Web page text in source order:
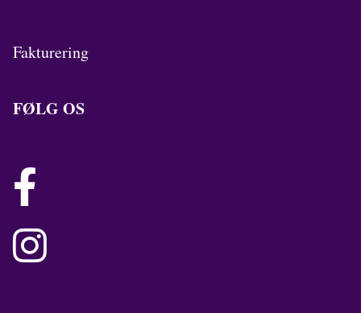
Fakturering
FØLG OS

